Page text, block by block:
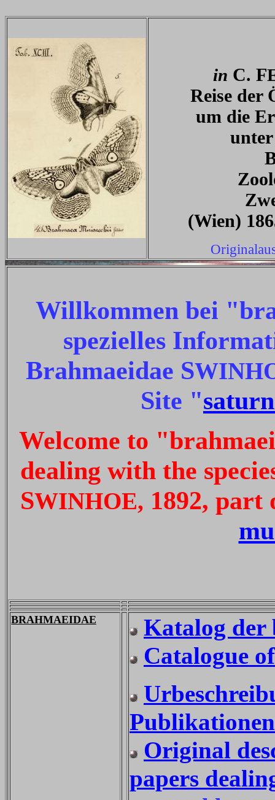
in C. F
Reise der
um die
unter
(Wien)
Willkommen bei
spezielles
Brahmaeidae S
Site "
Welcome to
dealing with the
SWINHOE, 1892, part
BRAHMAEIDAE
Katalog der
Catalogue
Original
papers